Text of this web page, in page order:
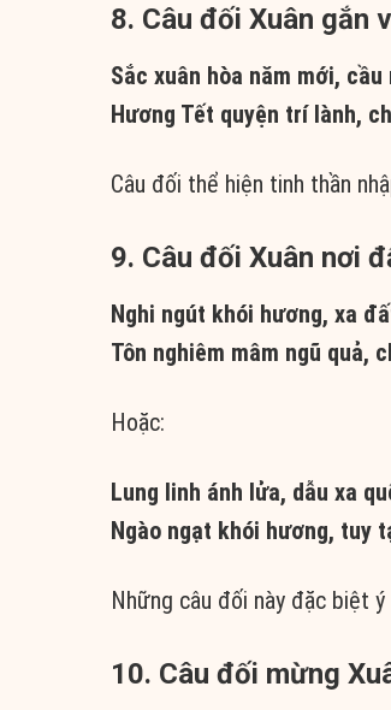
8. Câu đối Xuân gắn
Sắc xuân hòa năm mới,
Hương Tết quyện trí lành,
Câu đối thể hiện tinh thần
9. Câu đối Xuân nơi
Nghi ngút khói hương, xa
Tôn nghiêm mâm ngũ quả,
Hoặc:
Lung linh ánh lửa, dẫu xa
Ngào ngạt khói hương, tuy
Những câu đối này đặc biệt
10. Câu đối mừng